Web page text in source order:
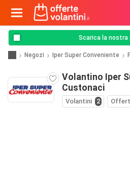
Scarica la nostra
Negozi Iper Super Conveniente
Volantino Iper
Custonaci
Volantini 2